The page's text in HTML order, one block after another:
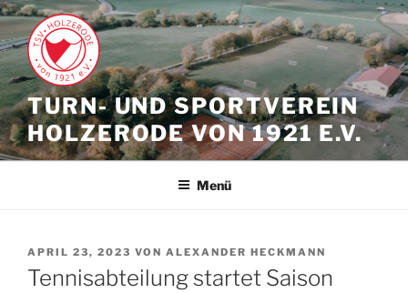
Zum
Inhalt
springen
TURN- UND SPORTVEREIN
HOLZERODE VON 1921 E.V.
Menü
VERÖFFENTLICHT
AM
APRIL 23, 2023 VON ALEXANDER HECKMANN
Tennisabteilung startet Saison